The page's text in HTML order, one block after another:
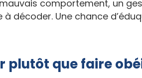
comportement, un
décoder. Une chance
plutôt que faire